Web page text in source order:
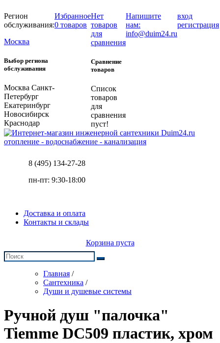
Регион
обслуживания:
Москва
Выбор региона
обслуживания
Москва Санкт-
Петербург
Екатеринбург
Новосибирск
Краснодар
Избранное
0 товаров
Нет
товаров
для
сравнения
Сравнение
товаров
Список
товаров
для
сравнения
пуст!
Напишите
нам:
info@duim24.ru
вход
регистрация
отопление - водоснабжение - канализация
8 (495) 134-27-28
пн-пт: 9:30-18:00
Доставка и оплата
Контакты и склады
Корзина пуста
Главная /
Сантехника /
Души и душевые системы
Ручной душ "палочка"
Tiemme DC509 пластик, хром